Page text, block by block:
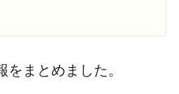
まとめました。